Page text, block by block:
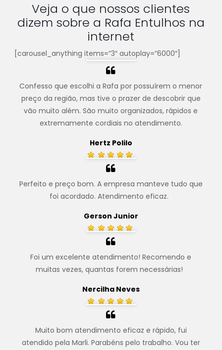
Veja o que nossos clientes
dizem sobre a Rafa Entulhos na
internet
[carousel_anything items=”3″ autoplay=”6000″]
Confesso que escolhi a Rafa por possuírem o menor
preço da região, mas tive o prazer de descobrir que
vão muito além. São muito organizados, rápidos e
extremamente cordiais no atendimento.
Hertz Polilo
Perfeito e preço bom. A empresa manteve tudo que
foi acordado. Atendimento eficaz.
Gerson Junior
Foi um excelente atendimento! Recomendo e
muitas vezes, quantas forem necessárias!
Nercilha Neves
Muito bom atendimento eficaz e rápido, fui
atendido pela Marli. Parabéns pelo trabalho. Vou ter